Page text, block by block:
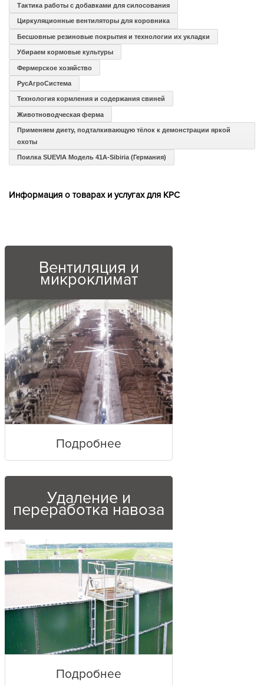
Тактика работы с добавками для силосования
Циркуляционные вентиляторы для коровника
Бесшовные резиновые покрытия и технологии их укладки
Убираем кормовые культуры
Фермерское хозяйство
РусАгроСистема
Технология кормления и содержания свиней
Животноводческая ферма
Применяем диету, подталкивающую тёлок к демонстрации яркой
охоты
Поилка SUEVIA Модель 41А-Sibiria (Германия)
Информация о товарах и услугах для КРС
Вентиляция и
микроклимат
Подробнее
Удаление и
переработка навоза
Подробнее